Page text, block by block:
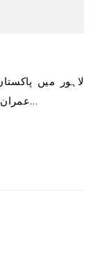
لاہور میں پاکستان تحریک انصاف (پی ٹی آئی) کے چیئرمین
عمران خان کی زمان پارک رہائش گاہ کے باہر سے…